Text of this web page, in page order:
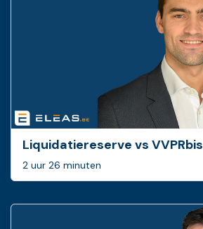
Liquidatiereserve vs VVPRbis
2 uur 26 minuten